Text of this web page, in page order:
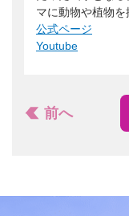
マに動物や植物を
公式ページ
Youtube
前へ